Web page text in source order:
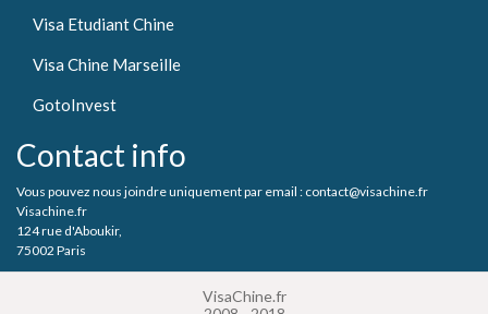
Visa Etudiant Chine
Visa Chine Marseille
GotoInvest
Contact info
Vous pouvez nous joindre uniquement par email : contact@visachine.fr
Visachine.fr
124 rue d'Aboukir,
75002 Paris
VisaChine.fr